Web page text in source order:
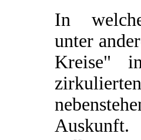
In
unter
Kreise"
Auskunft.